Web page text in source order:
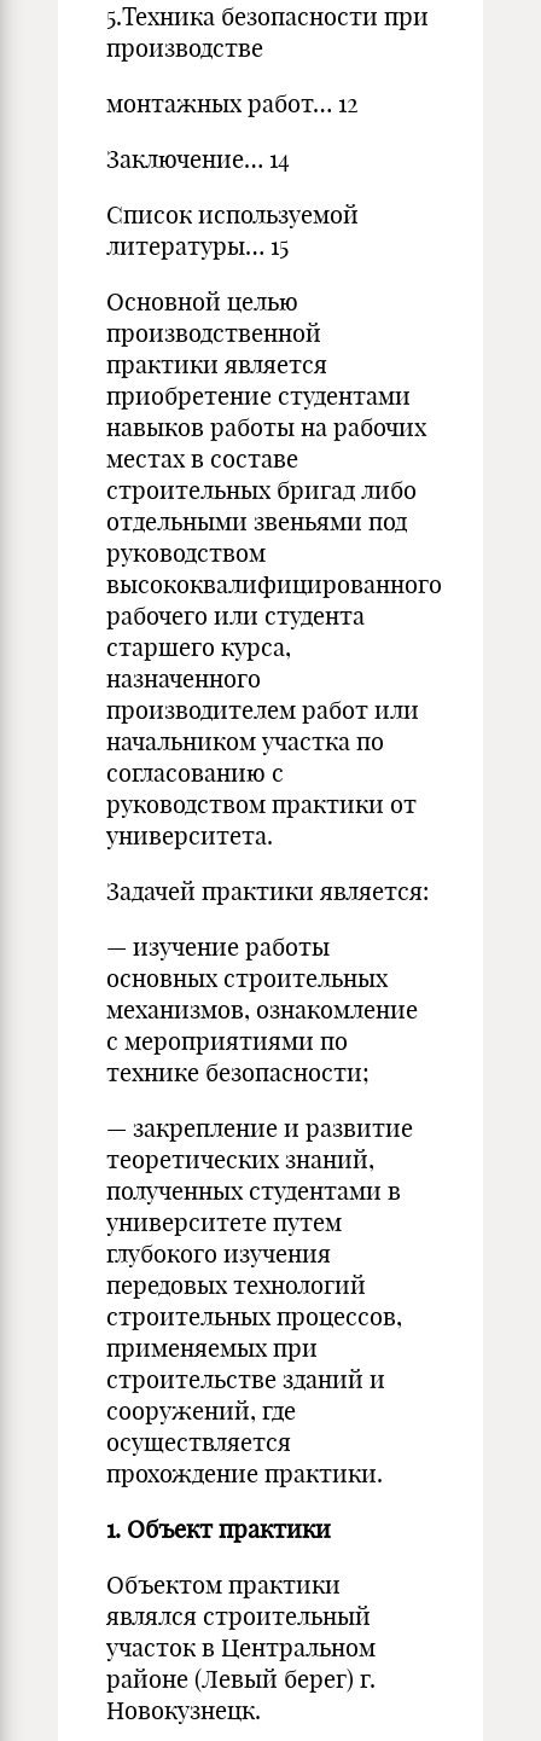
5.Техника безопасности при
производстве
монтажных работ… 12
Заключение… 14
Список используемой
литературы… 15
Основной целью
производственной
практики является
приобретение студентами
навыков работы на рабочих
местах в составе
строительных бригад либо
отдельными звеньями под
руководством
высококвалифицированного
рабочего или студента
старшего курса,
назначенного
производителем работ или
начальником участка по
согласованию с
руководством практики от
университета.
Задачей практики является:
— изучение работы
основных строительных
механизмов, ознакомление
с мероприятиями по
технике безопасности;
— закрепление и развитие
теоретических знаний,
полученных студентами в
университете путем
глубокого изучения
передовых технологий
строительных процессов,
применяемых при
строительстве зданий и
сооружений, где
осуществляется
прохождение практики.
1. Объект практики
Объектом практики
являлся строительный
участок в Центральном
районе (Левый берег) г.
Новокузнецк.